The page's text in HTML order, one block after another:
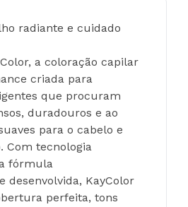
radiante e cuidado
a coloração capilar
criada para
que procuram
duradouros e ao
para o cabelo e
Com tecnologia
fórmula
desenvolvida, KayColor
perfeita, tons